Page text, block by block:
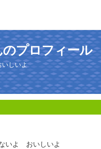
プロフィール
しいよ
いよ おいしいよ